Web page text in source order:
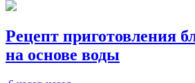
Рецепт приготовления
на основе воды